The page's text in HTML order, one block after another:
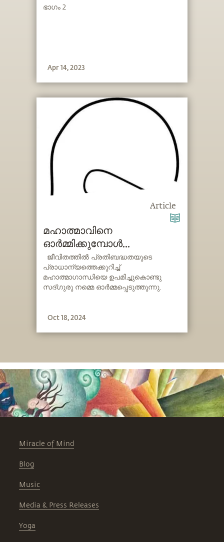
വിളിക്കുന്നത്?
ഭാഗം 2
Apr 14, 2023
Article
മഹാത്മാവിനെ
ഓർമ്മിക്കുമ്പോൾ...
ജീവിതത്തിൽ പ്രതിബദ്ധതയുടെ
പ്രാധാന്യത്തെക്കുറിച്ച്
മഹാത്മാഗാന്ധിയെ ഉപമിച്ചുകൊണ്ടു
സദ്ഗുരു നമ്മെ ഓർമ്മപ്പെടുത്തുന്നു.
Oct 18, 2024
Miracle of Mind
Blog
Music
Media & Press Releases
Yoga